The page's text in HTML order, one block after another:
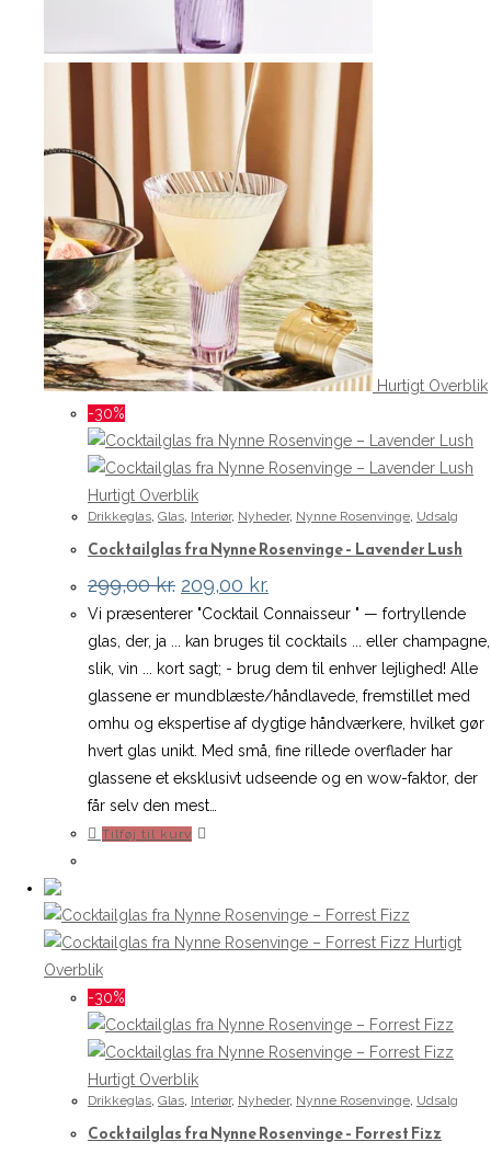
Hurtigt Overblik
-30%
Hurtigt Overblik
Drikkeglas, Glas, Interiør, Nyheder, Nynne Rosenvinge, Udsalg
Cocktailglas fra Nynne Rosenvinge – Lavender Lush
299,00kr. Den
oprindelige
pris
var:
299,00 kr..
209,00 kr.
aktuelle
pris
er:
209,00 kr..
Vi præsenterer "Cocktail Connaisseur " — fortryllende
glas, der, ja ... kan bruges til cocktails ... eller champagne,
slik, vin ... kort sagt; - brug dem til enhver lejlighed! Alle
glassene er mundblæste/håndlavede, fremstillet med
omhu og ekspertise af dygtige håndværkere, hvilket gør
hvert glas unikt. Med små, fine rillede overflader har
glassene et eksklusivt udseende og en wow-faktor, der
får selv den mest…
Tilføj til kurv
Hurtigt
Overblik
-30%
Hurtigt Overblik
Drikkeglas, Glas, Interiør, Nyheder, Nynne Rosenvinge, Udsalg
Cocktailglas fra Nynne Rosenvinge – Forrest Fizz